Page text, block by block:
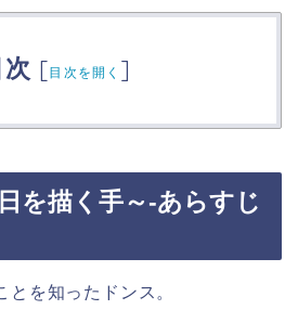
次 [目次を開く ]
を描く手～-あらすじ
とを知ったドンス。